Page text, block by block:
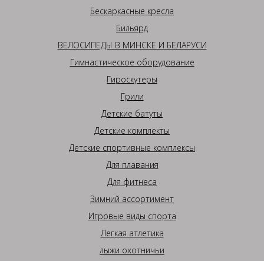
Бескаркасные кресла
Бильярд
ВЕЛОСИПЕДЫ В МИНСКЕ И БЕЛАРУСИ
Гимнастическое оборудование
Гироскутеры
Грили
Детские батуты
Детские комплекты
Детские спортивные комплексы
Для плавания
Для фитнеса
Зимний ассортимент
Игровые виды спорта
Легкая атлетика
лыжи охотничьи